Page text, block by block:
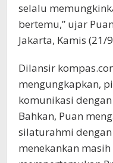
selalu
bertemu,” ujar
Jakarta, Kamis (21/
Dilansir
mengungkapkan,
komunikasi
Bahkan, Puan
silaturahmi
menekankan